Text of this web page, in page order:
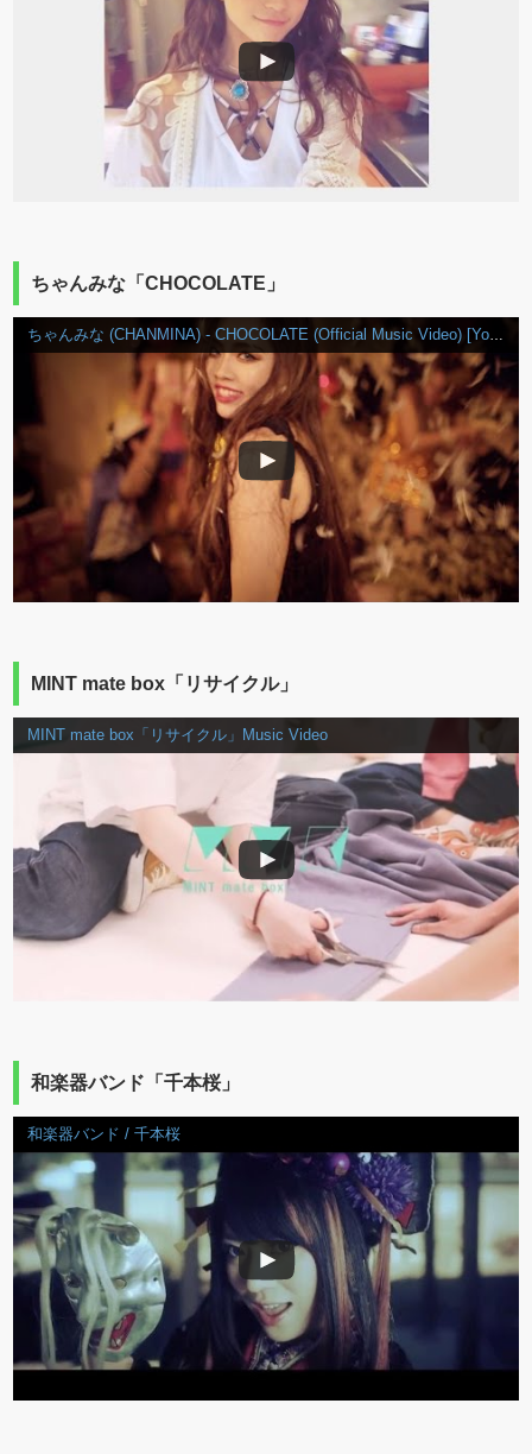
ちゃんみな「CHOCOLATE」
ちゃんみな (CHANMINA) - CHOCOLATE (Official Music Video) [YouTube Ver.]
MINT mate box「リサイクル」
MINT mate box「リサイクル」Music Video
和楽器バンド「千本桜」
和楽器バンド / 千本桜